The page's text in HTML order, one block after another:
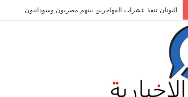
اليونان تنقذ عشرات المهاجرين بينهم مصريون وسودانيون